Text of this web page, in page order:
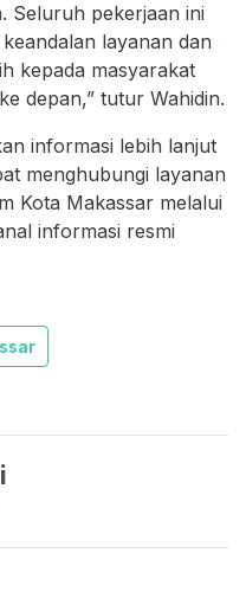
Seluruh pekerjaan ini
layanan dan
kepada masyarakat
depan,” tutur Wahidin.
informasi lebih lanjut
menghubungi layanan
Kota Makassar melalui
informasi resmi